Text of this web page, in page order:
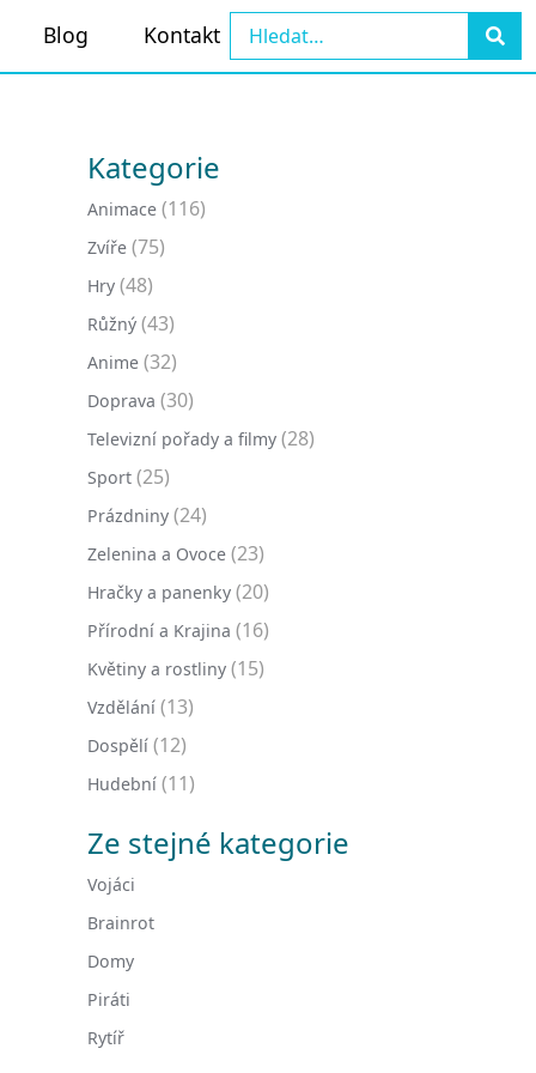
Blog Kontakt
Kategorie
Animace (116)
Zvíře (75)
Hry (48)
Růžný (43)
Anime (32)
Doprava (30)
Televizní pořady a filmy (28)
Sport (25)
Prázdniny (24)
Zelenina a Ovoce (23)
Hračky a panenky (20)
Přírodní a Krajina (16)
Květiny a rostliny (15)
Vzdělání (13)
Dospělí (12)
Hudební (11)
Ze stejné kategorie
Vojáci
Brainrot
Domy
Piráti
Rytíř